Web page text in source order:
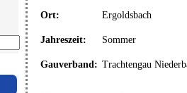
Ort: Ergoldsbach
Jahreszeit: Sommer
Gauverband: Trachtengau